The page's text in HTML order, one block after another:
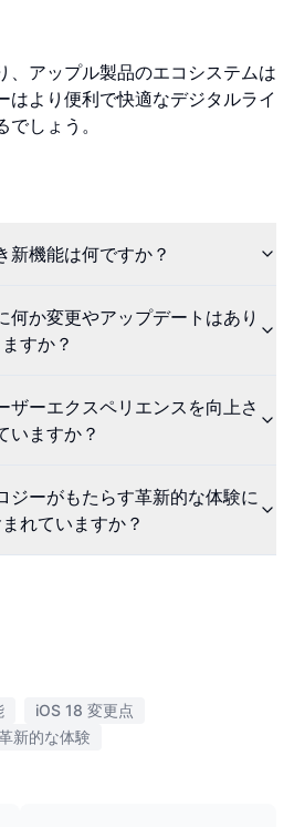
、アップル製品のエコシステムは
はより便利で快適なデジタルライ
しょう。
新機能は何ですか？
何か変更やアップデートはあり
ますか？
ザーエクスペリエンスを向上さ
いますか？
ジーがもたらす革新的な体験に
れていますか？
iOS 18 変更点
新的な体験